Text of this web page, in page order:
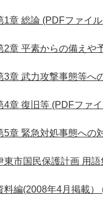
1章 総論 (PDFファイ
2章 平素からの備え
3章 武力攻撃事態等へ
4章 復旧等 (PDFファ
5章 緊急対処事態への
東市国民保護計画 用
料編(2008年4月掲載